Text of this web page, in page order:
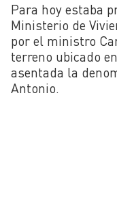
Para hoy estaba
Ministerio de
por el ministro
terreno ubicado
asentada la
Antonio.